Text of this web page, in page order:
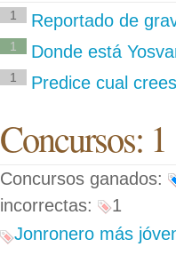
1 Reportado de
1 Donde está
1 Predice cual
Concursos: 1
Concursos ganados:
incorrectas:
1
Jonronero más